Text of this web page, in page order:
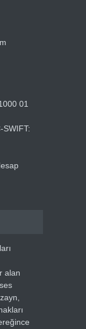
01
alan